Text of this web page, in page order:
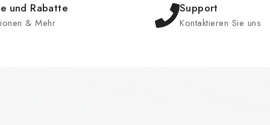
und Rabatte
& Mehr
Support
Kontaktieren Sie uns